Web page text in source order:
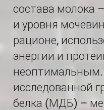
состава молока
и уровня
рационе,
энергии и
неоптимальным.
исследованной
белка (МДБ) –